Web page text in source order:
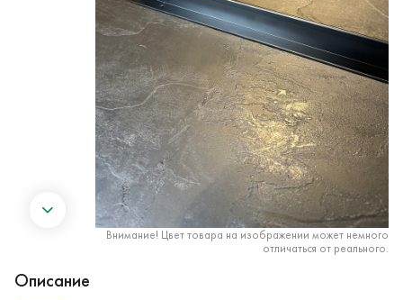
Внимание! Цвет товара на изображении может немного
отличаться от реального.
Описание